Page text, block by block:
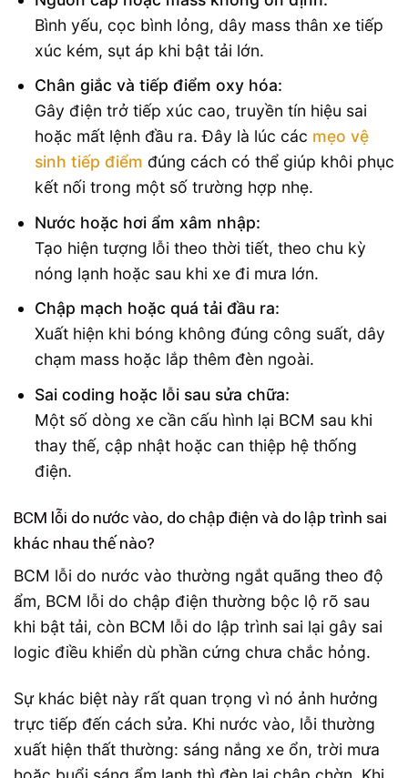
Bình yếu, cọc bình lỏng, dây mass thân xe tiếp
xúc kém, sụt áp khi bật tải lớn.
Chân giắc và tiếp điểm oxy hóa:
Gây điện trở tiếp xúc cao, truyền tín hiệu sai
hoặc mất lệnh đầu ra. Đây là lúc các mẹo vệ
sinh tiếp điểm đúng cách có thể giúp khôi phục
kết nối trong một số trường hợp nhẹ.
Nước hoặc hơi ẩm xâm nhập:
Tạo hiện tượng lỗi theo thời tiết, theo chu kỳ
nóng lạnh hoặc sau khi xe đi mưa lớn.
Chập mạch hoặc quá tải đầu ra:
Xuất hiện khi bóng không đúng công suất, dây
chạm mass hoặc lắp thêm đèn ngoài.
Sai coding hoặc lỗi sau sửa chữa:
Một số dòng xe cần cấu hình lại BCM sau khi
thay thế, cập nhật hoặc can thiệp hệ thống
điện.
BCM lỗi do nước vào, do chập điện và do lập trình sai
khác nhau thế nào?
BCM lỗi do nước vào thường ngắt quãng theo độ
ẩm, BCM lỗi do chập điện thường bộc lộ rõ sau
khi bật tải, còn BCM lỗi do lập trình sai lại gây sai
logic điều khiển dù phần cứng chưa chắc hỏng.
Sự khác biệt này rất quan trọng vì nó ảnh hưởng
trực tiếp đến cách sửa. Khi nước vào, lỗi thường
xuất hiện thất thường: sáng nắng xe ổn, trời mưa